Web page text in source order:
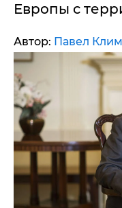
Европы с
Автор: Павел